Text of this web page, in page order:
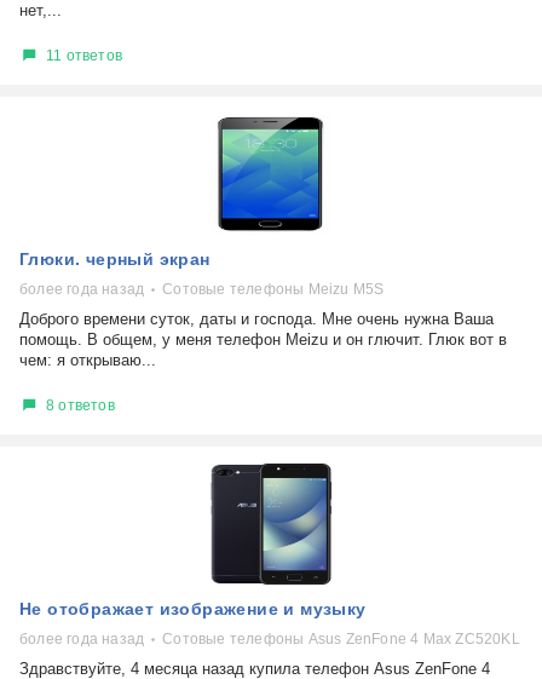
нет,...
11 ответов
Глюки. черный экран
более года назад Сотовые телефоны Meizu M5S
Доброго времени суток, даты и господа. Мне очень нужна Ваша
помощь. В общем, у меня телефон Meizu и он глючит. Глюк вот в
чем: я открываю...
8 ответов
Не отображает изображение и музыку
более года назад Сотовые телефоны Asus ZenFone 4 Max ZC520KL
Здравствуйте, 4 месяца назад купила телефон Asus ZenFone 4